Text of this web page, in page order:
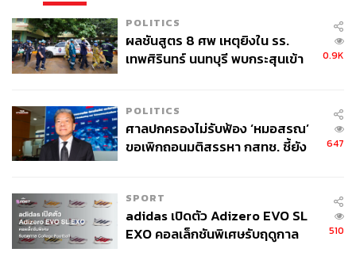
สำหรับแฟน F1 ไม่ต้องรอกันนาน เพราะเรซหน้าในศึก บาร์
เซโลนา-กาตาลุนญา กรังด์ปรีซ์ จะแข่งขันในสัปดาห์หน้า 14
มิถุนายนนี้เลย
อ้างอิง:
https://racingnews365.com/adjusted-2026-f1-monac
o-grand-prix-results-after-post-race-penalty
eeding-penalty-frenzy-explained/
https://www.the-race.com/formula-1/cadillac-loses-fir
st-f1-points-finish-after-perez-penalty/
https://www.theguardian.com/sport/live/2026/jun/07/
POLITICS
ผลชันสูตร 8 ศพ เหตุยิงใน รร.
เทพศิรินทร์ นนทบุรี พบกระสุนเข้า
0.9K
POLITICS
ศาลปกครองไม่รับฟ้อง ‘หมอสรณ’
ขอเพิกถอนมติสรรหา กสทช. ชี้ยัง
647
SPORT
adidas เปิดตัว Adizero EVO SL
EXO คอลเล็กชันพิเศษรับฤดูกาล
510